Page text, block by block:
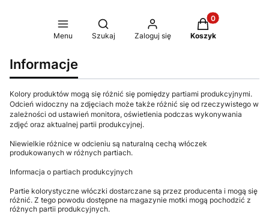
Menu
Otwórz wyszukiwarkę
Szukaj Zaloguj się
Produkty w
Koszyk
Informacje
Kolory produktów mogą się różnić się pomiędzy partiami produkcyjnymi.
Odcień widoczny na zdjęciach może także różnić się od rzeczywistego w
zależności od ustawień monitora, oświetlenia podczas wykonywania
zdjęć oraz aktualnej partii produkcyjnej.
Niewielkie różnice w odcieniu są naturalną cechą włóczek
produkowanych w różnych partiach.
Informacja o partiach produkcyjnych
Partie kolorystyczne włóczki dostarczane są przez producenta i mogą się
różnić. Z tego powodu dostępne na magazynie motki mogą pochodzić z
różnych partii produkcyjnych.